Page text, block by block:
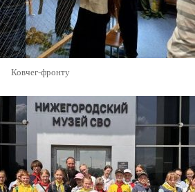
Ковчег-фронту